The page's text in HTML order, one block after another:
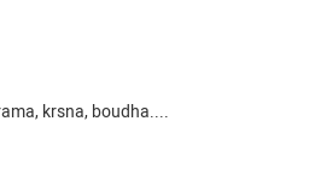
krsna, boudha....